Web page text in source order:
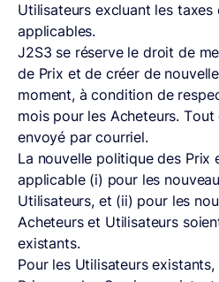
Utilisateurs excluant les taxes
applicables.
J2S3 se réserve le droit de
de Prix et de créer de
moment, à condition de
mois pour les Acheteurs. Tout
envoyé par courriel.
La nouvelle politique des Prix
applicable (i) pour les
Utilisateurs, et (ii) pour les
Acheteurs et Utilisateurs
existants.
Pour les Utilisateurs